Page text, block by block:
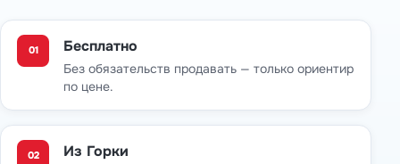
01 Бесплатно
Без обязательств продавать — только ориентир
по цене.
02 Из Горки